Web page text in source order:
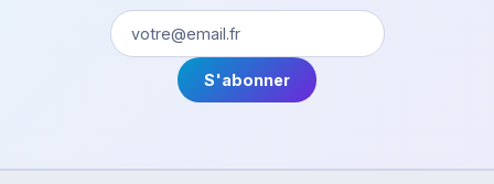
S'abonner